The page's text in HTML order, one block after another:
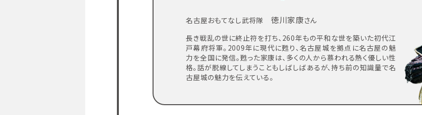
名古屋おもてなし武将隊 徳川家康さん
長き戦乱の世に終止符を打ち、260年もの平和な世を築いた初代江
戸幕府将軍。2009年に現代に甦り、名古屋城を拠点に名古屋の魅
力を全国に発信。甦った家康は、多くの人から慕われる熱く優しい性
格。話が脱線してしまうこともしばしばあるが、持ち前の知識量で名
古屋城の魅力を伝えている。